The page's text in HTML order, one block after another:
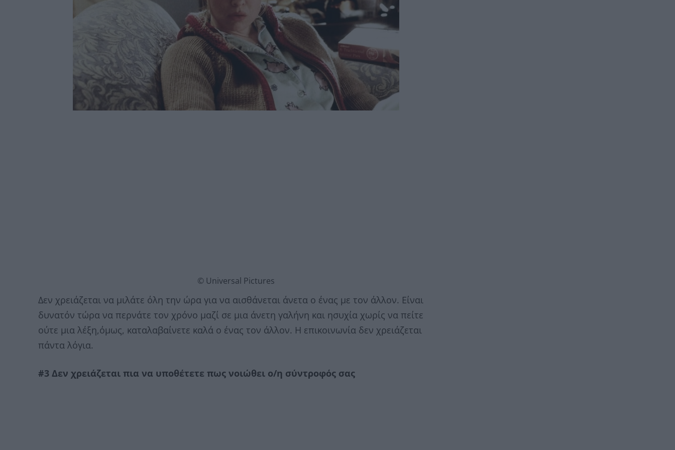
© Universal Pictures
Δεν χρειάζεται να μιλάτε όλη την ώρα για να αισθάνεται άνετα ο ένας με τον άλλον. Είναι
δυνατόν τώρα να περνάτε τον χρόνο μαζί σε μια άνετη γαλήνη και ησυχία χωρίς να πείτε
ούτε μια λέξη,όμως, καταλαβαίνετε καλά ο ένας τον άλλον. Η επικοινωνία δεν χρειάζεται
πάντα λόγια.
#3 Δεν χρειάζεται πια να υποθέτετε πως νοιώθει ο/η σύντροφός σας